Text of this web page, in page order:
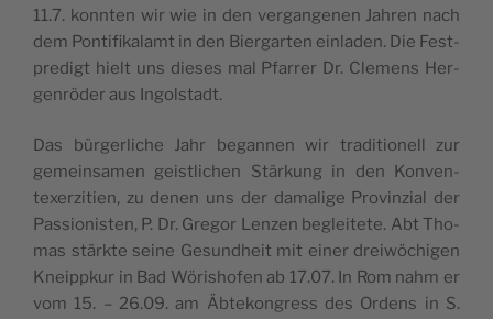
11.7. konn­ten wir wie in den ver­gan­ge­nen Jah­ren nach
dem Pon­ti­fi­ka­lamt in den Bier­gar­ten ein­la­den. Die Fest­
pre­digt hielt uns dieses mal Pfar­rer Dr. Cle­mens Her­
genrö­der aus Ingolstadt.
Das bür­ger­liche Jahr began­nen wir tra­di­tio­nell zur
gemein­sa­men geist­li­chen Stär­kung in den Kon­ven­
texer­zi­tien, zu denen uns der dama­lige Pro­vin­zial der
Pas­sio­nis­ten, P. Dr. Gre­gor Len­zen beglei­tete. Abt Tho­
mas stärkte seine Gesund­heit mit einer dreiwö­chi­gen
Kneipp­kur in Bad Wöri­sho­fen ab 17.07. In Rom nahm er
vom 15. – 26.09. am Äbte­kon­gress des Ordens in S.